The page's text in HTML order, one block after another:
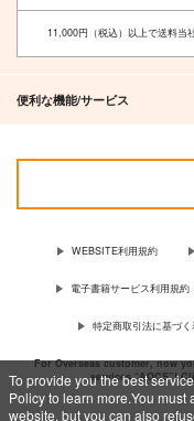
To provide you the best
Policy to learn more.You must
website, but you can also
11,000円（税込）以上で送料当
便利な機能/サービス
WEBSITE利用規約
電子書籍サービス利用規約
特定商取引法に基づ
For Overseas customer, now
services “AOCS”!